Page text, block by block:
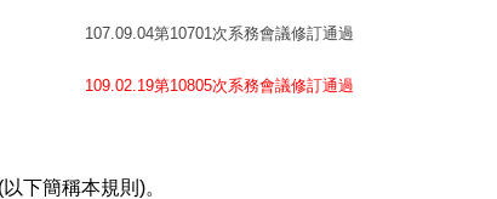
107.09.04第10701次系務會議修訂通過
109.02.19第10805次系務會議修訂通過
下簡稱本規則)。